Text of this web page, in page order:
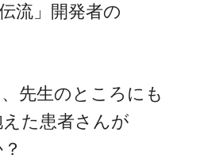
流」開発者の
先生のところにも
た患者さんが